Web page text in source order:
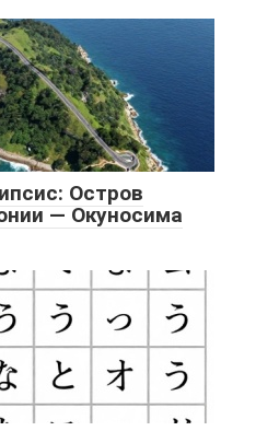
Остров
— Окуносима